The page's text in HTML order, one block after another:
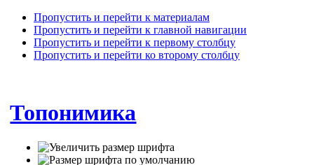
Пропустить и перейти к материалам
Пропустить и перейти к главной навигации
Пропустить и перейти к первому столбцу
Пропустить и перейти ко второму столбцу
Топонимика